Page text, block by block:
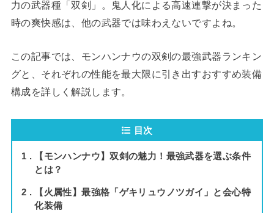
力の武器種「双剣」。鬼人化による高速連撃が決まった
時の爽快感は、他の武器では味わえないですよね。
この記事では、モンハンナウの双剣の最強武器ランキン
グと、それぞれの性能を最大限に引き出すおすすめ装備
構成を詳しく解説します。
目次
1
【モンハンナウ】双剣の魅力！最強武器を選ぶ条件
とは？
2
【火属性】最強格「ゲキリュウノツガイ」と会心特
化装備